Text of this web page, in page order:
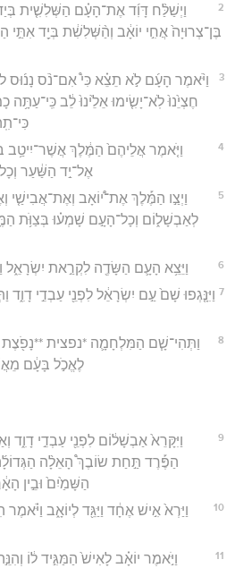
2
וַיְשַׁלַּ֨ח דָּוִ֜ד אֶת־הָעָ֗ם הַשְּׁלִשִׁ֤ית
בֶּן־צְרוּיָה֙ אֲחִ֣י יוֹאָ֔ב וְהַ֨שְּׁלִשִׁ֔ת בְּיַ֖ד
3
וַיֹּ֨אמֶר הָעָ֜ם לֹ֣א תֵצֵ֗א כִּי֩ אִם־נֹ֨ס נָנ֜וּס
חֶצְיֵ֙נוּ֙ לֹֽא־יָשִׂ֤ימוּ אֵלֵ֙ינוּ֙ לֵ֔ב
4
וַיֹּ֤אמֶר אֲלֵיהֶם֙ הַמֶּ֔לֶךְ אֲשֶׁר־יִיטַ֥ב
אֶל־יַ֣ד הַשַּׁ֔עַר
5
וַיְצַ֣ו הַמֶּ֡לֶךְ אֶת־י֠וֹאָב וְאֶת־אֲבִישַׁ֤י
לְאַבְשָׁל֑וֹם וְכָל־הָעָ֣ם שָׁמְע֗וּ בְּצַוֺּ֥ת
6 וַיֵּצֵ֥א הָעָ֛ם הַשָּׂדֶ֖ה לִקְרַ֣את יִשְׂרָאֵ֑ל
7 וַיִּנָּ֤גְפוּ שָׁם֙ עַ֣ם יִשְׂרָאֵ֔ל לִפְנֵ֖י עַבְדֵ֣י דָוִ֑ד
8
וַתְּהִי־שָׁ֧ם הַמִּלְחָמָ֛ה *נפצית **נָפֹ֖צֶת
לֶאֱכֹ֣ל בָּעָ֔ם
9
וַיִּקָּרֵא֙ אַבְשָׁל֔וֹם לִפְנֵ֖י עַבְדֵ֣י דָוִ֑ד
הַפֶּ֡רֶד תַּ֣חַת שׂוֹבֶךְ֩ הָאֵלָ֨ה הַגְּדוֹלָ֜ה
הַשָּׁמַ֙יִם֙ וּבֵ֣ין
10
וַיַּרְא֙ אִ֣ישׁ אֶחָ֔ד וַיַּגֵּ֖ד לְיוֹאָ֑ב
11
וַיֹּ֣אמֶר יוֹאָ֗ב לָאִישׁ֙ הַמַּגִּ֣יד ל֔וֹ